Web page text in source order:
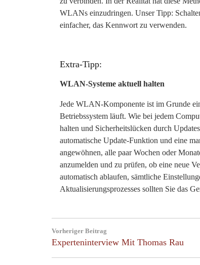
WLANs einzudringen. Unser Tipp:
einfacher, das Kennwort zu verwenden.
Extra-Tipp:
WLAN-Systeme aktuell halten
Jede WLAN-Komponente ist im Grunde
Betriebssystem läuft. Wie bei jedem
halten und Sicherheitslücken durch
automatische Update-Funktion und eine
angewöhnen, alle paar Wochen oder
anzumelden und zu prüfen, ob eine neue
automatisch ablaufen, sämtliche
Aktualisierungsprozesses sollten Sie das
navigation
Vorheriger Beitrag
Previous
Post:
Experteninterview Mit Thomas Rau